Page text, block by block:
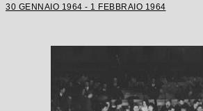
30 GENNAIO 1964 - 1 FEBBRAIO 1964